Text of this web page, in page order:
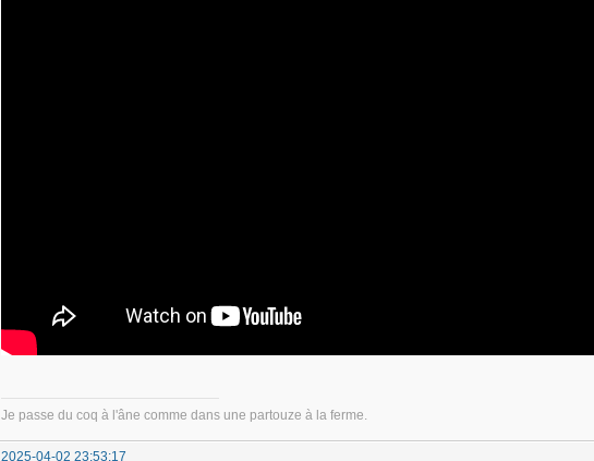
Je passe du coq à l'âne comme dans une partouze à la ferme.
2025-04-02 23:53:17